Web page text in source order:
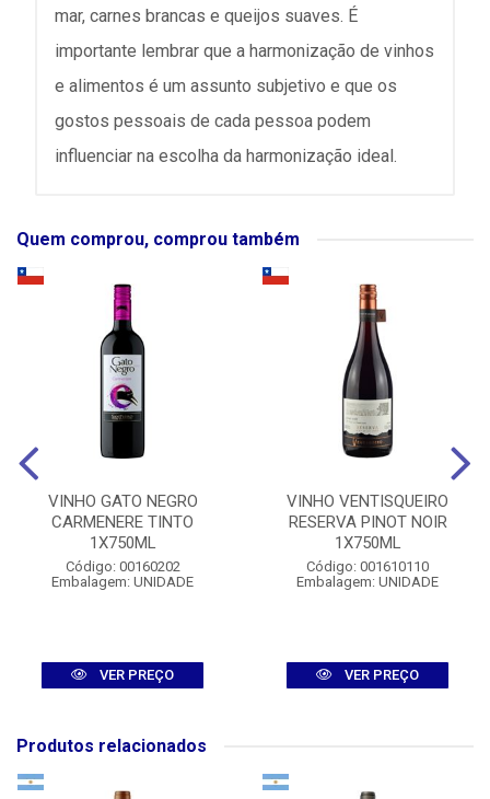
mar, carnes brancas e queijos suaves. É
importante lembrar que a harmonização de vinhos
e alimentos é um assunto subjetivo e que os
gostos pessoais de cada pessoa podem
influenciar na escolha da harmonização ideal.
Quem comprou, comprou também
VINHO GATO NEGRO
CARMENERE TINTO
1X750ML
Código: 00160202
Embalagem: UNIDADE
VER PREÇO
VINHO VENTISQUEIRO
RESERVA PINOT NOIR
1X750ML
Código: 001610110
Embalagem: UNIDADE
VER PREÇO
Produtos relacionados